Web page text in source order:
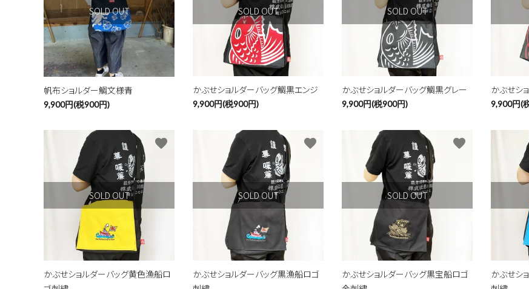
SOLD OUT
帆布ショルダー鯛文様青
9,900円(税900円)
SOLD OUT
かぶせショルダーバッグ鯛黒エンジ
9,900円(税900円)
SOLD OUT
かぶせショルダーバッグ鯛黒グレー
9,900円(税900円)
かぶせシ
9,900円(
SOLD OUT
かぶせショルダーバッグ黄色漁船ロ
favorite
SOLD OUT
かぶせショルダーバッグ黒漁船ロゴ
favorite
SOLD OUT
かぶせショルダーバッグ黒宝船ロゴ
favorite
かぶせシ
キーワード
検索する